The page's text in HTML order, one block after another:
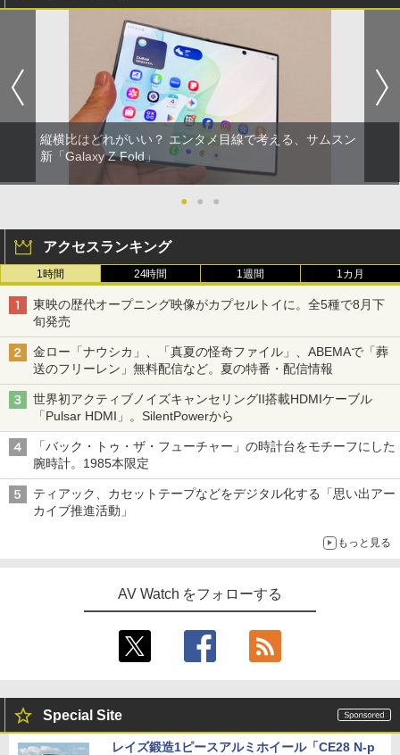
縦横比はどれがいい？ エンタメ目線で考える、サムスン
新「Galaxy Z Fold」
● ● ●
アクセスランキング
1時間 24時間 1週間 1カ月
東映の歴代オープニング映像がカプセルトイに。全5種で8月下
旬発売
金ロー「ナウシカ」、「真夏の怪奇ファイル」、ABEMAで「葬
送のフリーレン」無料配信など。夏の特番・配信情報
世界初アクティブノイズキャンセリングII搭載HDMIケーブル
「Pulsar HDMI」。SilentPowerから
「バック・トゥ・ザ・フューチャー」の時計台をモチーフにした
腕時計。1985本限定
ティアック、カセットテープなどをデジタル化する「思い出アー
カイブ推進活動」
もっと見る
AV Watch をフォローする
Special Site
レイズ鍛造1ピースアルミホイール「CE28 N-p